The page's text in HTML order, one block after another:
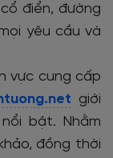
điển, đường
yêu cầu và
vực cung cấp
giới
bật. Nhằm
đồng thời